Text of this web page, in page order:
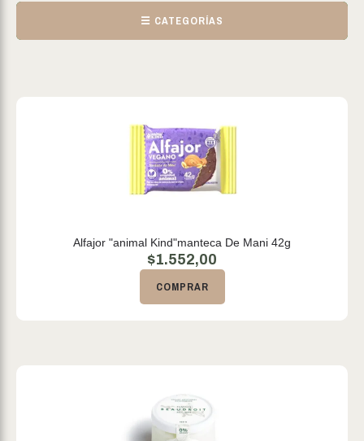
☰ CATEGORÍAS
Alfajor "animal Kind"manteca De Mani 42g
$1.552,00
COMPRAR